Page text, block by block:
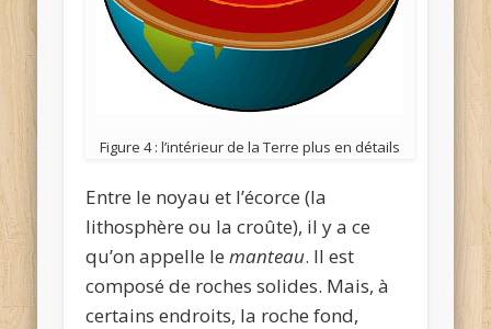
Figure 4 : l’intérieur de la Terre plus en détails
Entre le noyau et l’écorce (la
lithosphère ou la croûte), il y a ce
qu’on appelle lemanteau. Il est
composé de roches solides. Mais, à
certains endroits, la roche fond,